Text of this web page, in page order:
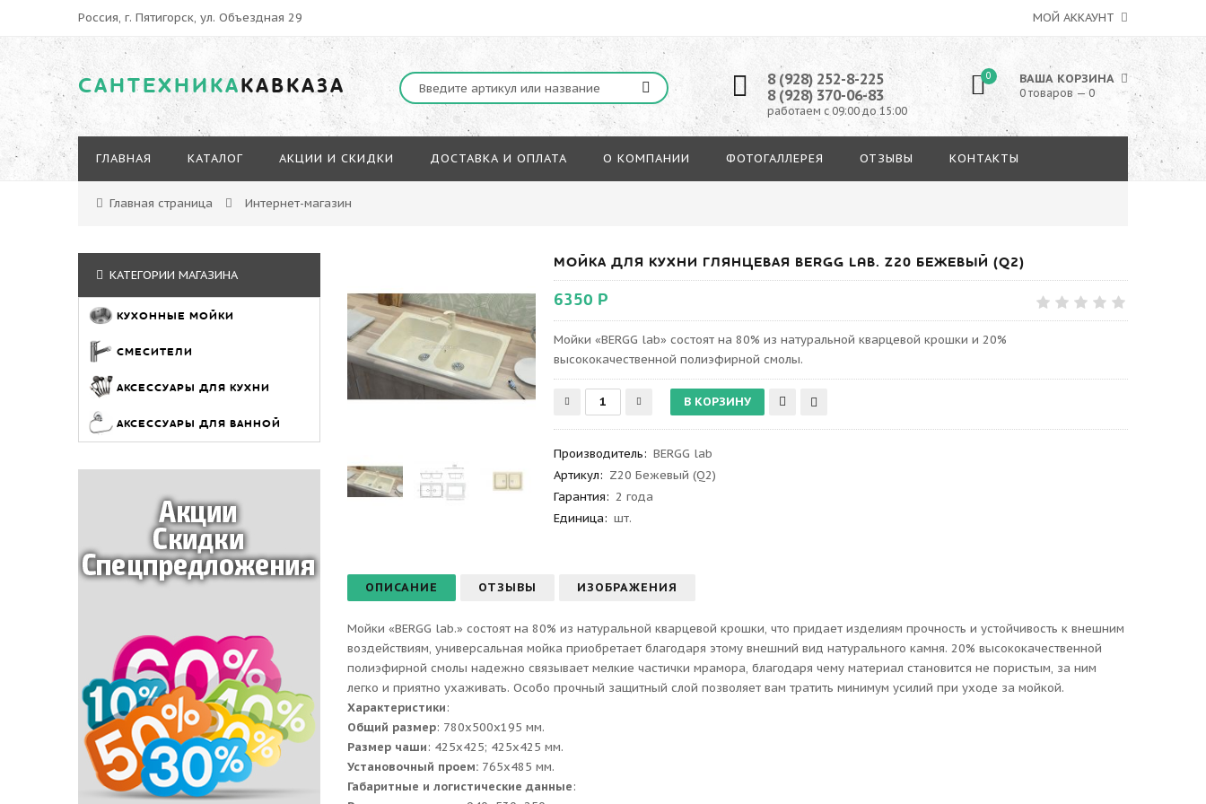
Россия, г. Пятигорск, ул. Объездная 29 МОЙ АККАУНТ
САНТЕХНИКАКАВКАЗА
8 (928) 252-8-225
8 (928) 370-06-83
работаем с 09:00 до 15:00
0 ВАША КОРЗИНА
0 товаров — 0
ГЛАВНАЯ КАТАЛОГ АКЦИИ И СКИДКИ ДОСТАВКА И ОПЛАТА О КОМПАНИИ ФОТОГАЛЛЕРЕЯ ОТЗЫВЫ КОНТАКТЫ
Главная страница Интернет-магазин
МОЙКА ДЛЯ КУХНИ ГЛЯНЦЕВАЯ BERGG LAB. Z20 БЕЖЕВЫЙ (Q2)
6350 Р
Мойки «BERGG lab» состоят на 80% из натуральной кварцевой крошки и 20%
высококачественной полиэфирной смолы.
Производитель: BERGG lab
Артикул: Z20 Бежевый (Q2)
Гарантия: 2 года
Единица: шт.
ОПИСАНИЕ ОТЗЫВЫ ИЗОБРАЖЕНИЯ
Мойки «BERGG lab.» состоят на 80% из натуральной кварцевой крошки, что придает изделиям прочность и устойчивость к внешним
воздействиям, универсальная мойка приобретает благодаря этому внешний вид натурального камня. 20% высококачественной
полиэфирной смолы надежно связывает мелкие частички мрамора, благодаря чему материал становится не пористым, за ним
легко и приятно ухаживать. Особо прочный защитный слой позволяет вам тратить минимум усилий при уходе за мойкой.
Характеристики:
Общий размер: 780x500x195 мм.
Размер чаши: 425x425; 425x425 мм.
Установочный проем: 765x485 мм.
Габаритные и логистические данные:
КАТЕГОРИИ МАГАЗИНА
КУХОННЫЕ МОЙКИ
СМЕСИТЕЛИ
АКСЕССУАРЫ ДЛЯ КУХНИ
АКСЕССУАРЫ ДЛЯ ВАННОЙ